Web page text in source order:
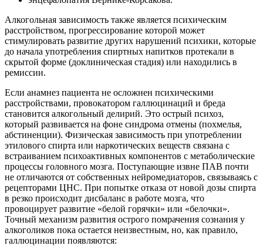
Алкогольная зависимость также является психическим
расстройством, прогрессирование которой может
стимулировать развитие других нарушений психики, которые
до начала употребления спиртных напитков протекали в
скрытой форме (доклиническая стадия) или находились в
ремиссии.
Если анамнез пациента не осложнен психическими
расстройствами, провокатором галлюцинаций и бреда
становится алкогольный делирий. Это острый психоз,
который развивается на фоне синдрома отмены (похмелья,
абстиненции). Физическая зависимость при употреблении
этилового спирта или наркотических веществ связана с
встраиванием психоактивных компонентов с метаболические
процессы головного мозга. Поступающие извне ПАВ почти
не отличаются от собственных нейромедиаторов, связываясь с
рецепторами ЦНС. При попытке отказа от новой дозы спирта
в резко происходит дисбаланс в работе мозга, что
провоцирует развитие «белой горячки» или «белочки».
Точный механизм развития острого помрачения сознания у
алкоголиков пока остается неизвестным, но, как правило,
галлюцинации появляются: